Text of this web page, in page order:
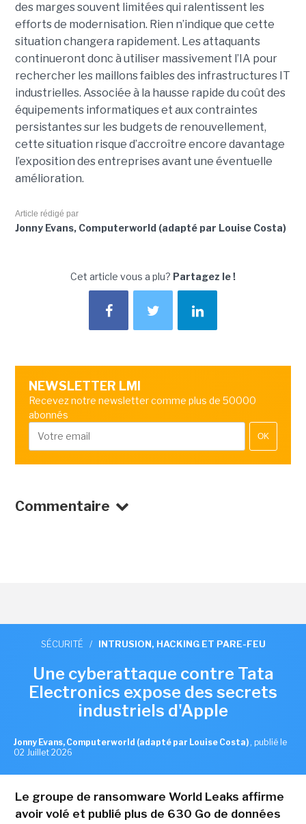
des marges souvent limitées qui ralentissent les
efforts de modernisation. Rien n’indique que cette
situation changera rapidement. Les attaquants
continueront donc à utiliser massivement l’IA pour
rechercher les maillons faibles des infrastructures IT
industrielles. Associée à la hausse rapide du coût des
équipements informatiques et aux contraintes
persistantes sur les budgets de renouvellement,
cette situation risque d’accroître encore davantage
l’exposition des entreprises avant une éventuelle
amélioration.
Article rédigé par
Jonny Evans, Computerworld (adapté par Louise Costa)
Cet article vous a plu? Partagez le !
NEWSLETTER LMI
Recevez notre newsletter comme plus de 50000
abonnés
OK
Commentaire
SÉCURITÉ / INTRUSION, HACKING ET PARE-FEU
Une cyberattaque contre Tata
Electronics expose des secrets
industriels d'Apple
Jonny Evans, Computerworld (adapté par Louise Costa) , publié le
02 Juillet 2026
Le groupe de ransomware World Leaks affirme
avoir volé et publié plus de 630 Go de données